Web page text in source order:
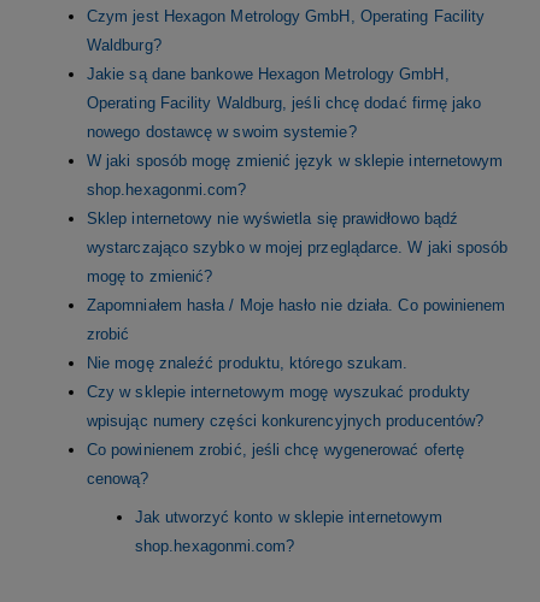
Czym jest Hexagon Metrology GmbH, Operating Facility
Waldburg?
Jakie są dane bankowe Hexagon Metrology GmbH,
Operating Facility Waldburg, jeśli chcę dodać firmę jako
nowego dostawcę w swoim systemie?
W jaki sposób mogę zmienić język w sklepie internetowym
shop.hexagonmi.com?
Sklep internetowy nie wyświetla się prawidłowo bądź
wystarczająco szybko w mojej przeglądarce. W jaki sposób
mogę to zmienić?
Zapomniałem hasła / Moje hasło nie działa. Co powinienem
zrobić
Nie mogę znaleźć produktu, którego szukam.
Czy w sklepie internetowym mogę wyszukać produkty
wpisując numery części konkurencyjnych producentów?
Co powinienem zrobić, jeśli chcę wygenerować ofertę
cenową?
Jak utworzyć konto w sklepie internetowym
shop.hexagonmi.com?